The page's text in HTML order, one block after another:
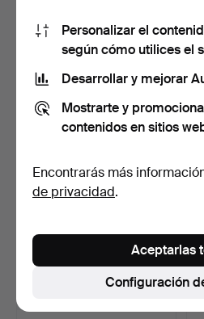
CUERNOS DE CAZA Y
KRUTHORNS, siglo XX.
Subastado 19 ene 2025
7 pujas
59 USD
Personalizar el
según cómo utilices el
Desarrollar y mejorar
Mostrarte y
contenidos en sitios
Encontrarás más
de privacidad.
Configuración
Aceptarlas